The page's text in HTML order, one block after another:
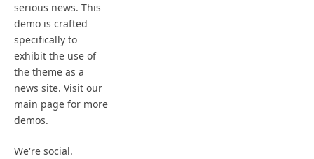
serious news. This
demo is crafted
specifically to
exhibit the use of
the theme as a
news site. Visit our
main page for more
demos.
We're social.